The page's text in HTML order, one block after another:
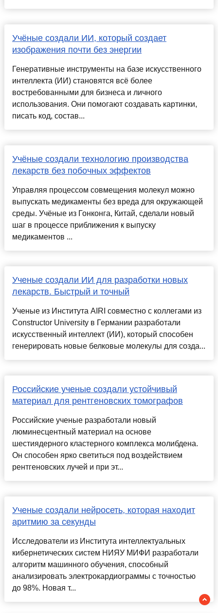
Учёные создали ИИ, который создает
изображения почти без энергии
Генеративные инструменты на базе искусственного
интеллекта (ИИ) становятся всё более
востребованными для бизнеса и личного
использования. Они помогают создавать картинки,
писать код, состав...
Учёные создали технологию производства
лекарств без побочных эффектов
Управляя процессом совмещения молекул можно
выпускать медикаменты без вреда для окружающей
среды. Учёные из Гонконга, Китай, сделали новый
шаг в процессе приближения к выпуску
медикаментов ...
Ученые создали ИИ для разработки новых
лекарств. Быстрый и точный
Ученые из Института AIRI совместно с коллегами из
Constructor University в Германии разработали
искусственный интеллект (ИИ), который способен
генерировать новые белковые молекулы для созда...
Российские ученые создали устойчивый
материал для рентгеновских томографов
Российские ученые разработали новый
люминесцентный материал на основе
шестиядерного кластерного комплекса молибдена.
Он способен ярко светиться под воздействием
рентгеновских лучей и при эт...
Ученые создали нейросеть, которая находит
аритмию за секунды
Исследователи из Института интеллектуальных
кибернетических систем НИЯУ МИФИ разработали
алгоритм машинного обучения, способный
анализировать электрокардиограммы с точностью
до 98%. Новая т...